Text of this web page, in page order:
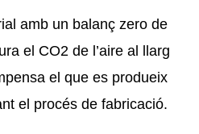
amb un balanç zero de
el CO2 de l’aire al llarg
el que es produeix
el procés de fabricació.